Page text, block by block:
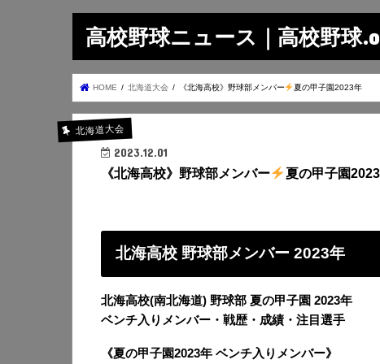
高校野球ニュース｜高校野球
HOME 北海道大会 《北海高校》野球部メンバー 夏の甲子園2023年
北海道大会
2023.12.01
《北海高校》野球部メンバー 夏の甲子園
北海高校 野球部メンバー 2023年
北海高校(南北海道) 野球部 夏の甲子園 2023年
ベンチ入りメンバー・戦歴・成績・注目選手
《夏の甲子園2023年 ベンチ入りメンバー》